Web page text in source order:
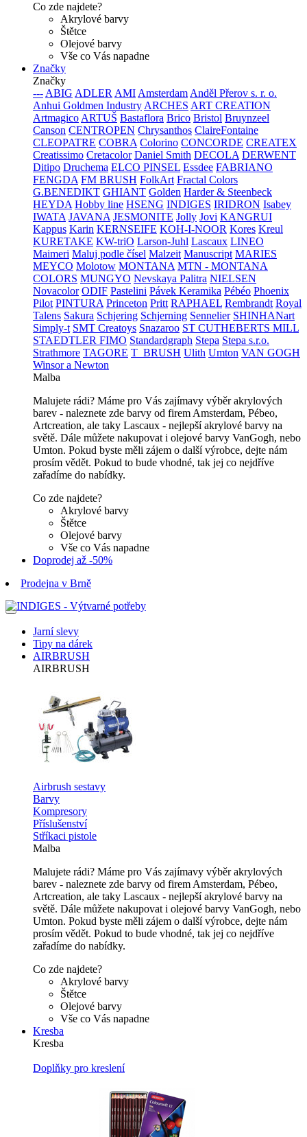
Co zde najdete?
Akrylové barvy
Štětce
Olejové barvy
Vše co Vás napadne
Značky
Značky
--- ABIG ADLER AMI Amsterdam Anděl Přerov s. r. o.
Anhui Goldmen Industry ARCHES ART CREATION
Artmagico ARTUŠ Bastaflora Brico Bristol Bruynzeel
Canson CENTROPEN Chrysanthos ClaireFontaine
CLEOPATRE COBRA Colorino CONCORDE CREATEX
Creatissimo Cretacolor Daniel Smith DECOLA DERWENT
Ditipo Druchema ELCO PINSEL Essdee FABRIANO
FENGDA FM BRUSH FolkArt Fractal Colors
G.BENEDIKT GHIANT Golden Harder & Steenbeck
HEYDA Hobby line HSENG INDIGES IRIDRON Isabey
IWATA JAVANA JESMONITE Jolly Jovi KANGRUI
Kappus Karin KERNSEIFE KOH-I-NOOR Kores Kreul
KURETAKE KW-triO Larson-Juhl Lascaux LINEO
Maimeri Maluj podle čísel Malzeit Manuscript MARIES
MEYCO Molotow MONTANA MTN - MONTANA
COLORS MUNGYO Nevskaya Palitra NIELSEN
Novacolor ODIF Pastelini Pávek Keramika Pébéo Phoenix
Pilot PINTURA Princeton Pritt RAPHAEL Rembrandt Royal
Talens Sakura Schjering Schjerning Sennelier SHINHANart
Simply-t SMT Creatoys Snazaroo ST CUTHEBERTS MILL
STAEDTLER FIMO Standardgraph Stepa Stepa s.r.o.
Strathmore TAGORE T_BRUSH Ulith Umton VAN GOGH
Winsor a Newton
Malba
Malujete rádi? Máme pro Vás zajímavy výběr akrylových
barev - naleznete zde barvy od firem Amsterdam, Pébeo,
Artcreation, ale taky Lascaux - nejlepší akrylové barvy na
světě. Dále můžete nakupovat i olejové barvy VanGogh, nebo
Umton. Pokud byste měli zájem o další výrobce, dejte nám
prosím vědět. Pokud to bude vhodné, tak jej co nejdříve
zařadíme do nabídky.
Co zde najdete?
Akrylové barvy
Štětce
Olejové barvy
Vše co Vás napadne
Doprodej až -50%
Prodejna v Brně
Jarní slevy
Tipy na dárek
AIRBRUSH
AIRBRUSH
Airbrush sestavy
Barvy
Kompresory
Příslušenství
Stříkaci pistole
Malba
Malujete rádi? Máme pro Vás zajímavy výběr akrylových
barev - naleznete zde barvy od firem Amsterdam, Pébeo,
Artcreation, ale taky Lascaux - nejlepší akrylové barvy na
světě. Dále můžete nakupovat i olejové barvy VanGogh, nebo
Umton. Pokud byste měli zájem o další výrobce, dejte nám
prosím vědět. Pokud to bude vhodné, tak jej co nejdříve
zařadíme do nabídky.
Co zde najdete?
Akrylové barvy
Štětce
Olejové barvy
Vše co Vás napadne
Kresba
Kresba
Doplňky pro kreslení